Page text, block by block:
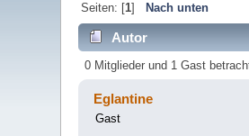
Seiten: [1] Nach unten
Autor
0 Mitglieder und 1 Gast
Eglantine
Gast